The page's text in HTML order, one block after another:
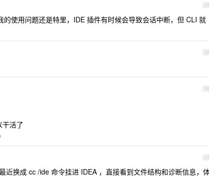
14
使用问题还是特里，IDE 插件有时候会导致会话中断，但 CLI 就
15
16
干活了
17
近换成 cc /ide 命令挂进 IDEA ，直接看到文件结构和诊断信息，